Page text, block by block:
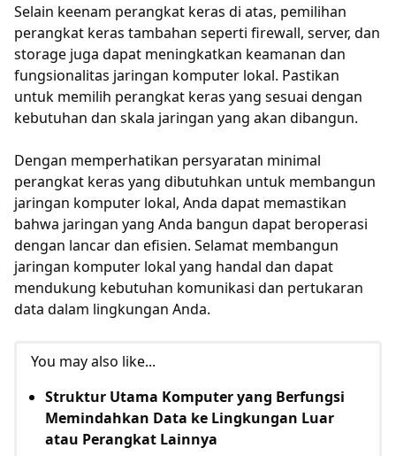
Selain keenam perangkat keras di atas, pemilihan
perangkat keras tambahan seperti firewall, server, dan
storage juga dapat meningkatkan keamanan dan
fungsionalitas jaringan komputer lokal. Pastikan
untuk memilih perangkat keras yang sesuai dengan
kebutuhan dan skala jaringan yang akan dibangun.
Dengan memperhatikan persyaratan minimal
perangkat keras yang dibutuhkan untuk membangun
jaringan komputer lokal, Anda dapat memastikan
bahwa jaringan yang Anda bangun dapat beroperasi
dengan lancar dan efisien. Selamat membangun
jaringan komputer lokal yang handal dan dapat
mendukung kebutuhan komunikasi dan pertukaran
data dalam lingkungan Anda.
You may also like...
Struktur Utama Komputer yang Berfungsi
Memindahkan Data ke Lingkungan Luar
atau Perangkat Lainnya